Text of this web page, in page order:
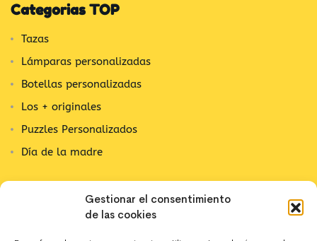
Gestionar el consentimiento
de las cookies
Categorias TOP
Tazas
Lámparas personalizadas
Botellas personalizadas
Los + originales
Puzzles Personalizados
Día de la madre
Contacta con nosotros
C/ Alpujarra, 1
03202 Elx, Alicante